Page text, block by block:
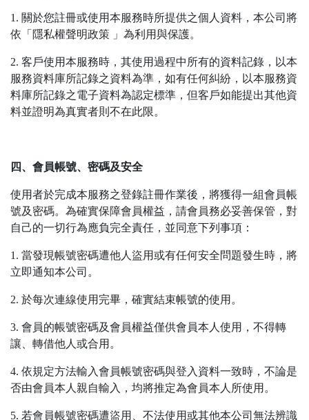
1. 關於您註冊或使用本服務時所提供之個人資料，本公司將
依「隱私權聲明政策 」為利用與保護。
2. 客戶使用本服務時，其使用過程中所有的資料記錄，以本
服務資料庫所記錄之資料為準，如有任何糾紛，以本服務資
料庫所記錄之電子資料為認定標準，但客戶如能提出其他資
料並證明為真實者則不在此限。
四、會員帳號、密碼及安全
使用者於完成本服務之登錄註冊作業後，將獲得一組會員帳
號及密碼。為確實保障會員權益，請會員務必妥善保管，對
自己的一切行為應負完全責任，並同意下列事項：
1. 當發現帳號密碼遭他人盜用或有任何安全問題發生時，將
立即通知本公司。
2. 於每次連線使用完畢，確實結束帳號的使用。
3. 會員的帳號密碼及會員權益僅供會員本人使用，不得轉
讓、轉借他人或合用。
4. 依規定方法輸入會員帳號密碼與登入資料一致時，不論是
否由會員本人親自輸入，均將推定為會員本人所使用。
5. 若會員帳號密碼遭盜用、不法使用或其他本公司無法辨識